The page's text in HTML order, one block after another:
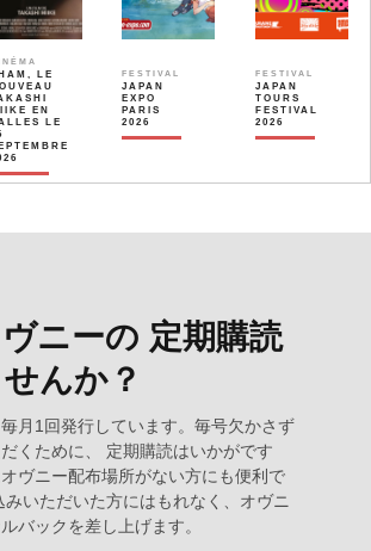
LE
EN
LE
FESTIVAL
JAPAN
EXPO
PARIS
2026
FESTIVAL
JAPAN
TOURS
FESTIVAL
2026
ニーの 定期購読
んか？
月1回発行しています。毎号欠かさず
くために、 定期購読はいかがです
ヴニー配布場所がない方にも便利で
みいただいた方にはもれなく、オヴニ
バックを差し上げます。